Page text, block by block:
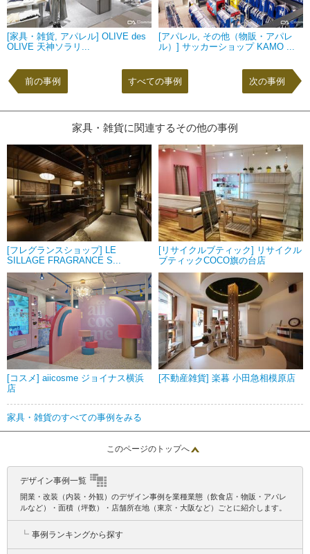
[家具・雑貨, アパレル] OLIVE des
OLIVE 天神ソラリ...
[アパレル, その他（物販・アパレ
ル）] サッカーショップ KAMO ...
前の事例 次の事例
すべての事例
家具・雑貨に関連するその他の事例
[フレグランスショップ] LE
SILLAGE FRAGRANCE S...
[リサイクルブティック] リサイクル
ブティックCOCO旗の台店
[コスメ] aiicosme ジョイナス横浜
店
[不動産雑貨] 楽暮 小田急相模原店
家具・雑貨のすべての事例をみる
このページのトップへ
デザイン事例一覧
開業・改装（内装・外観）のデザイン事例を業種業態（飲食店・物販・アパレ
ルなど）・面積（坪数）・店舗所在地（東京・大阪など）ごとに紹介します。
┗ 事例ランキングから探す